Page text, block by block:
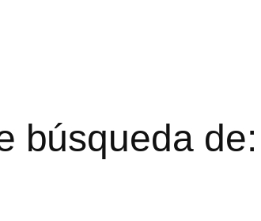
búsqueda de: